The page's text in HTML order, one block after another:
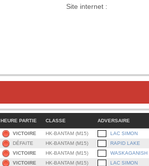
Site internet :
HEURE PARTIE CLASSE ADVERSAIRE
VICTOIRE HK-BANTAM (M15)
LAC SIMON
DÉFAITE HK-BANTAM (M15)
RAPID LAKE
VICTOIRE HK-BANTAM (M15)
WASKAGANISH
VICTOIRE HK-BANTAM (M15)
LAC SIMON